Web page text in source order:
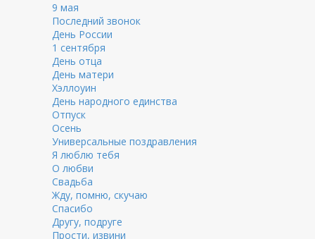
9 мая
Последний звонок
День России
1 сентября
День отца
День матери
Хэллоуин
День народного единства
Отпуск
Осень
Универсальные поздравления
Я люблю тебя
О любви
Свадьба
Жду, помню, скучаю
Спасибо
Другу, подруге
Прости, извини